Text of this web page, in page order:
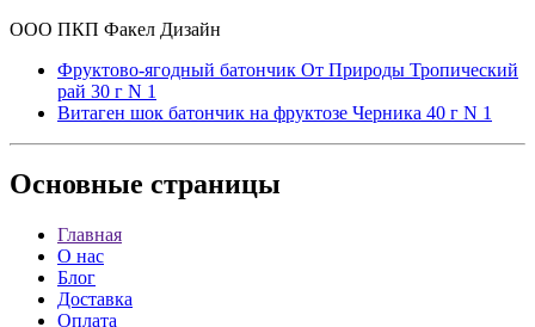
ООО ПКП Факел Дизайн
Фруктово-ягодный батончик От Природы Тропический
рай 30 г N 1
Витаген шок батончик на фруктозе Черника 40 г N 1
Основные страницы
Главная
О нас
Блог
Доставка
Оплата